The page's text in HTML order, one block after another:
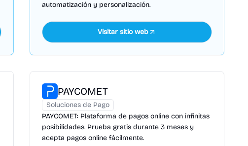
automatización y personalización.
Visitar sitio web
PAYCOMET
Soluciones de Pago
PAYCOMET: Plataforma de pagos online con infinitas
posibilidades. Prueba gratis durante 3 meses y
acepta pagos online fácilmente.